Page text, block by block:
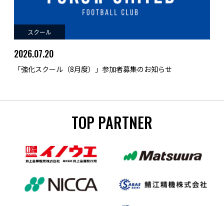
スクール
2026.07.20
「強化スクール（8月度）」参加者募集のお知らせ
TOP PARTNER